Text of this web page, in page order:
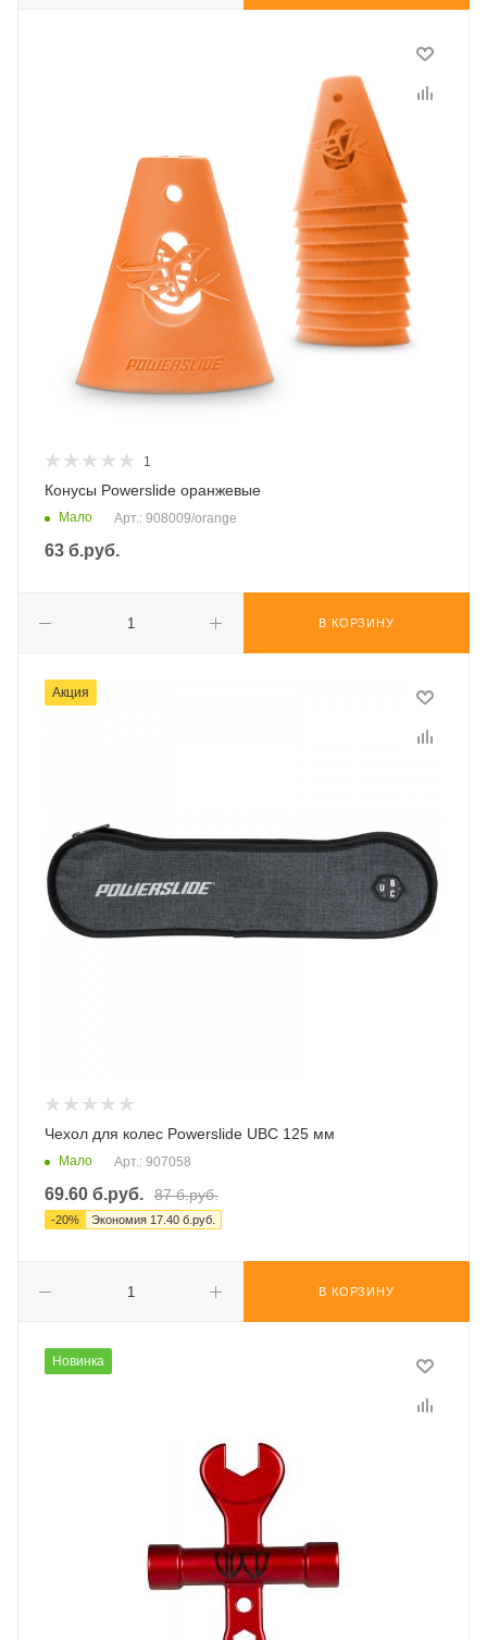
1
Конусы Powerslide оранжевые
Мало Арт.: 908009/orange
63 б.руб.
В КОРЗИНУ
Акция
Чехол для колес Powerslide UBC 125 мм
Мало Арт.: 907058
69.60 б.руб. 87б.руб.
-20% Экономия 17.40 б.руб.
В КОРЗИНУ
Новинка